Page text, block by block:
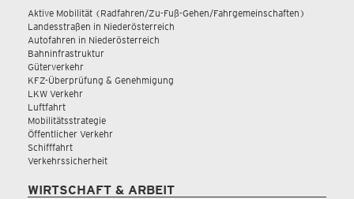
Aktive Mobilität (Radfahren/Zu-Fuß-Gehen/Fahrgemeinschaften)
Landesstraßen in Niederösterreich
Autofahren in Niederösterreich
Bahninfrastruktur
Güterverkehr
KFZ-Überprüfung & Genehmigung
LKW Verkehr
Luftfahrt
Mobilitätsstrategie
Öffentlicher Verkehr
Schifffahrt
Verkehrssicherheit
WIRTSCHAFT & ARBEIT